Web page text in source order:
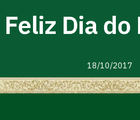
Feliz Dia do
18/10/2017